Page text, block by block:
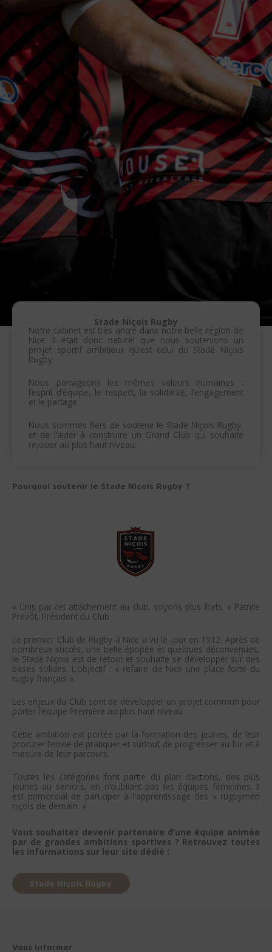
Stade Niçois Rugby
Notre cabinet est très ancré dans notre belle région de
Nice. Il était donc naturel que nous soutenions un
projet sportif ambitieux qu’est celui du Stade Niçois
Rugby.
Nous partageons les mêmes valeurs humaines :
l’esprit d’équipe, le respect, la solidarité, l’engagement
et le partage.
Nous sommes fiers de soutenir le Stade Niçois Rugby,
et de l’aider à construire un Grand Club qui souhaite
rejouer au plus haut niveau.
Pourquoi soutenir le Stade Niçois Rugby ?
« Unis par cet attachement au club, soyons plus forts. » Patrice
Prévôt, Président du Club
Le premier Club de Rugby à Nice a vu le jour en 1912. Après de
nombreux succès, une belle épopée et quelques déconvenues,
le Stade Niçois est de retour et souhaite se développer sur des
bases solides. L’objectif : « refaire de Nice une place forte du
rugby français ».
Les enjeux du Club sont de développer un projet commun pour
porter l’équipe Première au plus haut niveau.
Cette ambition est portée par la formation des jeunes, de leur
procurer l’envie de pratiquer et surtout de progresser au fur et à
mesure de leur parcours.
Toutes les catégories font partie du plan d’actions, des plus
jeunes au seniors, en n’oubliant pas les équipes féminines. Il
est primordial de participer à l’apprentissage des « rugbymen
niçois de demain. »
Vous souhaitez devenir partenaire d’une équipe animée
par de grandes ambitions sportives ? Retrouvez toutes
les informations sur leur site dédié :
Stade Niçois Rugby
Vous informer